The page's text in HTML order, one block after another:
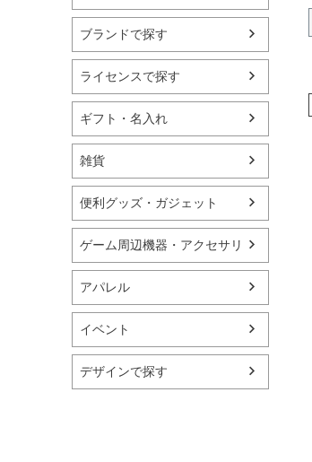
ブランドで探す
ライセンスで探す
ギフト・名入れ
雑貨
便利グッズ・ガジェット
ゲーム周辺機器・アクセサリ
アパレル
イベント
デザインで探す